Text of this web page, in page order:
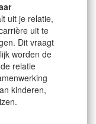
uit je relatie,
uit te
Dit vraagt
worden de
relatie
kinderen,